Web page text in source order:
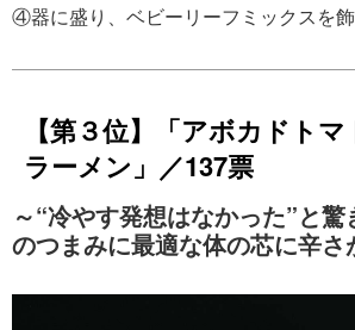
④器に盛り、ベビーリーフミックスを
【第３位】「アボカドト
ラーメン」／137票
～“冷やす発想はなかった”と
のつまみに最適な体の芯に辛さ